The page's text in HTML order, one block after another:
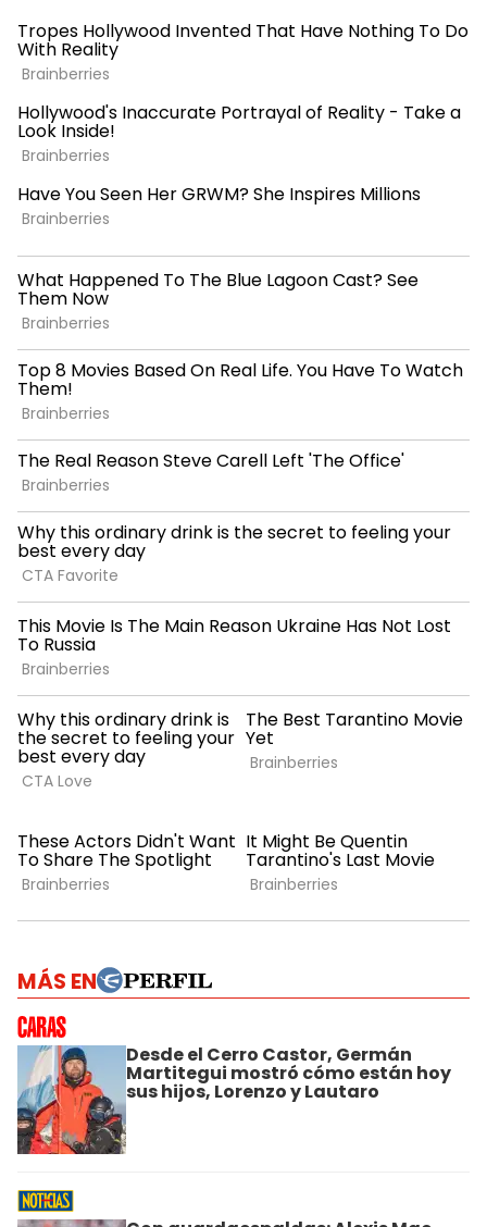
MÁS EN
Desde el Cerro Castor, Germán
Martitegui mostró cómo están hoy
sus hijos, Lorenzo y Lautaro